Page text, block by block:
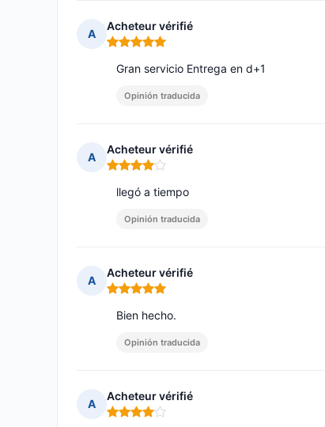
A
Acheteur vérifié
Nota: 5 de 5
Gran servicio Entrega en d+1
Opinión traducida
A
Acheteur vérifié
Nota: 4 de 5
llegó a tiempo
Opinión traducida
A
Acheteur vérifié
Nota: 5 de 5
Bien hecho.
Opinión traducida
A
Acheteur vérifié
Nota: 4 de 5